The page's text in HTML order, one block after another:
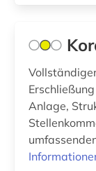
Anlage,